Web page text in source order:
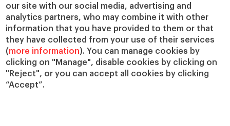
our site with our social media, advertising and
analytics partners, who may combine it with other
information that you have provided to them or that
they have collected from your use of their services
(more information). You can manage cookies by
clicking on "Manage", disable cookies by clicking on
"Reject", or you can accept all cookies by clicking
“Accept”.
IESE Shop
Jobs @IESE
Préstamos y becas